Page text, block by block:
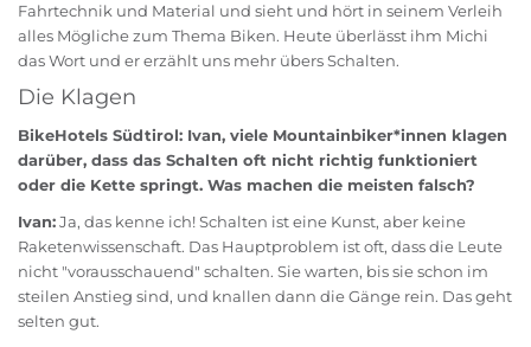
Fahrtechnik und Material und sieht und hört in seinem Verleih
alles Mögliche zum Thema Biken. Heute überlässt ihm Michi
das Wort und er erzählt uns mehr übers Schalten.
Die Klagen
BikeHotels Südtirol: Ivan, viele Mountainbiker*innen klagen
darüber, dass das Schalten oft nicht richtig funktioniert
oder die Kette springt. Was machen die meisten falsch?
Ivan:Ja, das kenne ich! Schalten ist eine Kunst, aber keine
Raketenwissenschaft. Das Hauptproblem ist oft, dass die Leute
nicht "vorausschauend" schalten. Sie warten, bis sie schon im
steilen Anstieg sind, und knallen dann die Gänge rein. Das geht
selten gut.